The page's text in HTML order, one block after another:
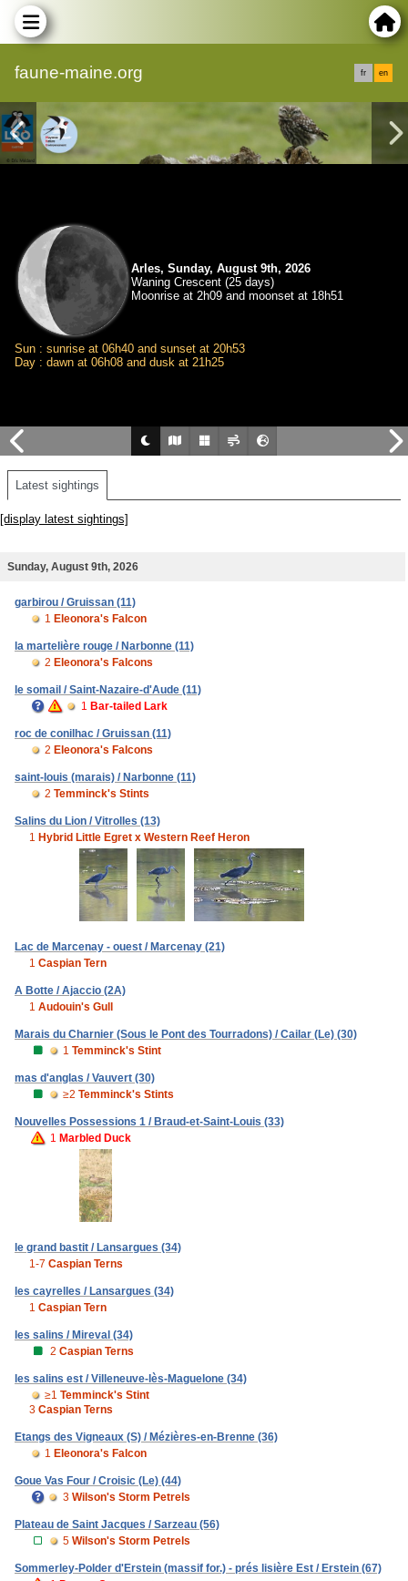
faune-maine.org fr en
Arles, Sunday, August 9th, 2026
Waning Crescent (25 days)
Moonrise at 2h09 and moonset at 18h51
Sun : sunrise at 06h40 and sunset at 20h53
Day : dawn at 06h08 and dusk at 21h25
Latest sightings
[display latest sightings]
Sunday, August 9th, 2026
garbirou / Gruissan (11)
1 Eleonora's Falcon
la martelière rouge / Narbonne (11)
2 Eleonora's Falcons
le somail / Saint-Nazaire-d'Aude (11)
1 Bar-tailed Lark
roc de conilhac / Gruissan (11)
2 Eleonora's Falcons
saint-louis (marais) / Narbonne (11)
2 Temminck's Stints
Salins du Lion / Vitrolles (13)
1 Hybrid Little Egret x Western Reef Heron
Lac de Marcenay - ouest / Marcenay (21)
1 Caspian Tern
A Botte / Ajaccio (2A)
1 Audouin's Gull
Marais du Charnier (Sous le Pont des Tourradons) / Cailar (Le) (30)
1 Temminck's Stint
mas d'anglas / Vauvert (30)
≥2 Temminck's Stints
Nouvelles Possessions 1 / Braud-et-Saint-Louis (33)
1 Marbled Duck
le grand bastit / Lansargues (34)
1-7 Caspian Terns
les cayrelles / Lansargues (34)
1 Caspian Tern
les salins / Mireval (34)
2 Caspian Terns
les salins est / Villeneuve-lès-Maguelone (34)
≥1 Temminck's Stint
3 Caspian Terns
Etangs des Vigneaux (S) / Mézières-en-Brenne (36)
1 Eleonora's Falcon
Goue Vas Four / Croisic (Le) (44)
3 Wilson's Storm Petrels
Plateau de Saint Jacques / Sarzeau (56)
5 Wilson's Storm Petrels
Sommerley-Polder d'Erstein (massif for.) - prés lisière Est / Erstein (67)